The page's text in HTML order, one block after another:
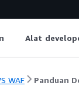
Alat
WAF Panduan